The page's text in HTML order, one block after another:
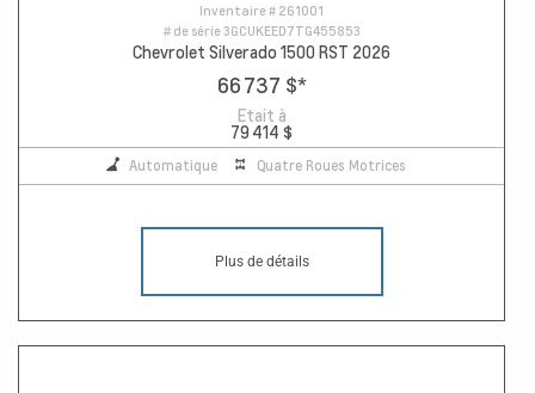
Inventaire # 261001
# de série3GCUKEED7TG455853
Chevrolet Silverado 1500 RST 2026
66 737 $*
Etait à
79 414 $
Automatique Quatre Roues Motrices
Plus de détails